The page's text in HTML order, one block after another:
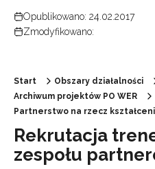
Opublikowano: 24.02.2017
Zmodyfikowano:
Start
Obszary działalności
Archiwum projektów PO WER
Partnerstwo na rzecz
Rekrutacja
zespołu